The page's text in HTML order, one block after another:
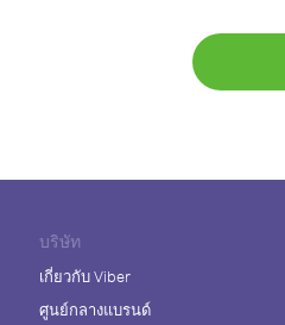
บริษัท
เกี่ยวกับ Viber
ศูนย์กลางแบรนด์